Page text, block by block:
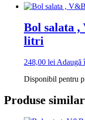
Bol salata ,
litri
248,00 lei Adaugă
Disponibil pentru
Produse